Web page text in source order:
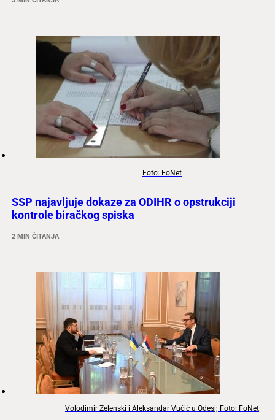
Foto: FoNet
SSP najavljuje dokaze za ODIHR o opstrukciji
kontrole biračkog spiska
2 MIN ČITANJA
Volodimir Zelenski i Aleksandar Vučić u Odesi; Foto: FoNet